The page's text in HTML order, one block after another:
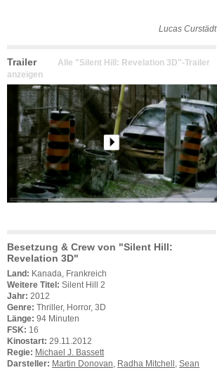
Lucas Curstädt
Trailer
Alle "Silent Hill: Revelation 3D"-Trailer
anzeigen
Besetzung & Crew von "Silent Hill:
Revelation 3D"
Land: Kanada, Frankreich
Weitere Titel: Silent Hill 2
Jahr: 2012
Genre: Thriller, Horror, 3D
Länge: 94 Minuten
FSK: 16
Kinostart: 29.11.2012
Regie: Michael J. Bassett
Darsteller: Martin Donovan Radha Mitchell
Sean